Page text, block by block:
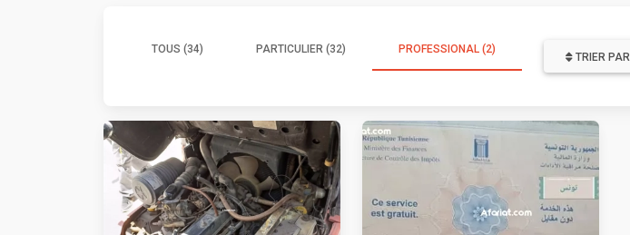
TOUS (34) PARTICULIER (32) PROFESSIONAL (2)
TRIER PAR